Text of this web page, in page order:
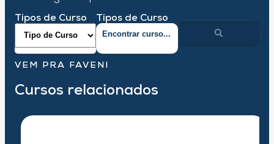
Tipos de Curso Tipos de Curso
VEM PRA FAVENI
Cursos relacionados